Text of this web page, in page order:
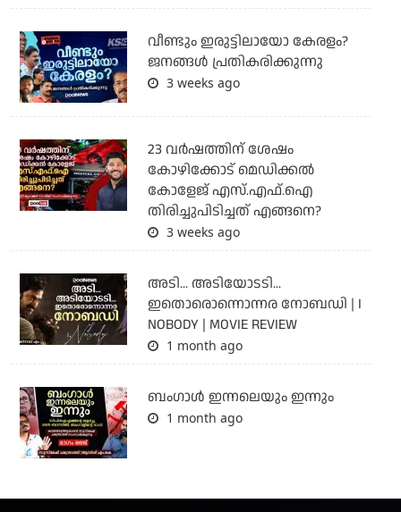
വീണ്ടും ഇരുട്ടിലായോ കേരളം?
ജനങ്ങൾ പ്രതികരിക്കുന്നു
3 weeks ago
23 വർഷത്തിന് ശേഷം
കോഴിക്കോട് മെഡിക്കൽ
കോളേജ് എസ്.എഫ്.ഐ
തിരിച്ചുപിടിച്ചത് എങ്ങനെ?
3 weeks ago
അടി... അടിയോടടി...
ഇതൊരൊന്നൊന്നര നോബഡി | I
NOBODY | MOVIE REVIEW
1 month ago
ബംഗാള്‍ ഇന്നലെയും ഇന്നും
1 month ago